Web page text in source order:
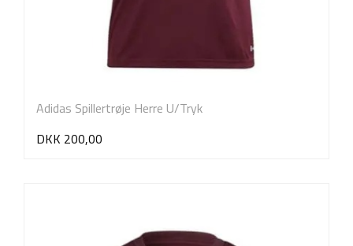
Adidas Spillertrøje Herre U/Tryk
DKK 200,00